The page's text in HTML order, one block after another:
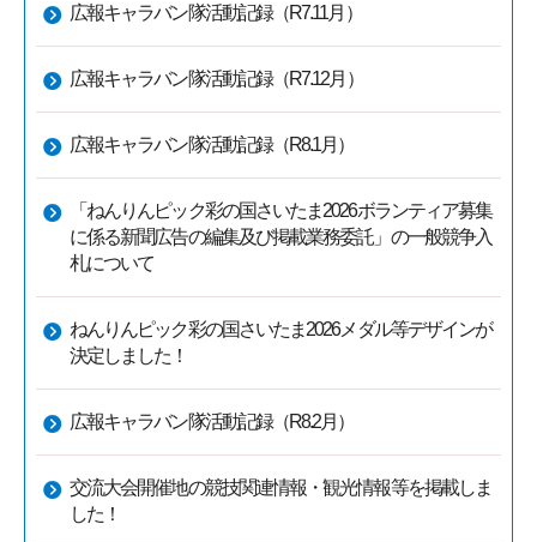
広報キャラバン隊活動記録（R7.11月）
広報キャラバン隊活動記録（R7.12月）
広報キャラバン隊活動記録（R8.1月）
「ねんりんピック彩の国さいたま2026ボランティア募集
に係る新聞広告の編集及び掲載業務委託」の一般競争入
札について
ねんりんピック彩の国さいたま2026メダル等デザインが
決定しました！
広報キャラバン隊活動記録（R8.2月）
交流大会開催地の競技関連情報・観光情報等を掲載しま
した！